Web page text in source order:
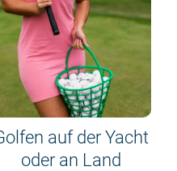
auf der Yacht
oder an Land